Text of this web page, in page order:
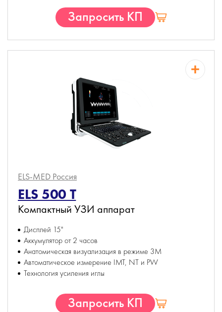
Запросить КП
ELS-MED Россия
ELS 500 T
Компактный УЗИ аппарат
Дисплей 15"
Аккумулятор от 2 часов
Анатомическая визуализация в режиме 3М
Автоматическое измерение IMT, NT и РW
Технология усиления иглы
Запросить КП